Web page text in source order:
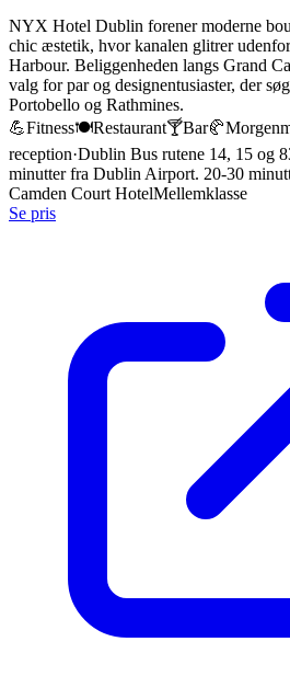
NYX Hotel Dublin forener moderne
chic æstetik, hvor kanalen glitrer
Harbour. Beliggenheden langs Grand
valg for par og designentusiaster, der
Portobello og Rathmines.
💪Fitness🍽️Restaurant🍸Bar🥐
reception·Dublin Bus rutene 14, 15 og
minutter fra Dublin Airport. 20-30
Camden Court HotelMellemklasse
Se pris